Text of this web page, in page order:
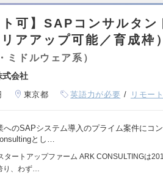
ト可】SAPコンサルタ
アアップ可能／育成枠）
ミドルウェア系）
式会社
東京都 英語力が必要 リモー
のSAPシステム導入のプライム案件にコ
とし…
タートアップファーム ARK CONSULTINGは
り、わず…